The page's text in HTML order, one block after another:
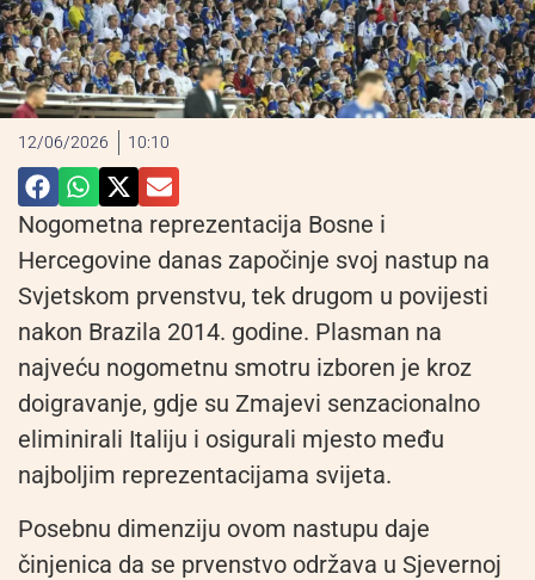
12/06/2026 10:10
Nogometna reprezentacija Bosne i
Hercegovine danas započinje svoj nastup na
Svjetskom prvenstvu, tek drugom u povijesti
nakon Brazila 2014. godine. Plasman na
najveću nogometnu smotru izboren je kroz
doigravanje, gdje su Zmajevi senzacionalno
eliminirali Italiju i osigurali mjesto među
najboljim reprezentacijama svijeta.
Posebnu dimenziju ovom nastupu daje
činjenica da se prvenstvo održava u Sjevernoj